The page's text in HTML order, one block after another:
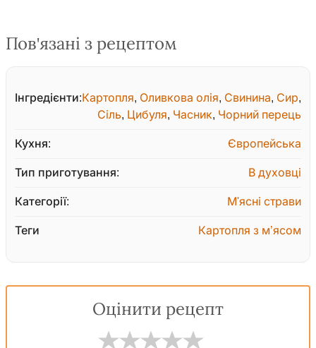
Пов'язані з рецептом
Інгредієнти:Картопля, Оливкова олія, Свинина, Сир,
Сіль, Цибуля, Часник, Чорний перець
Кухня: Європейська
Тип приготування: В духовці
Категорії: М'ясні страви
Теги Картопля з м’ясом
Оцінити рецепт